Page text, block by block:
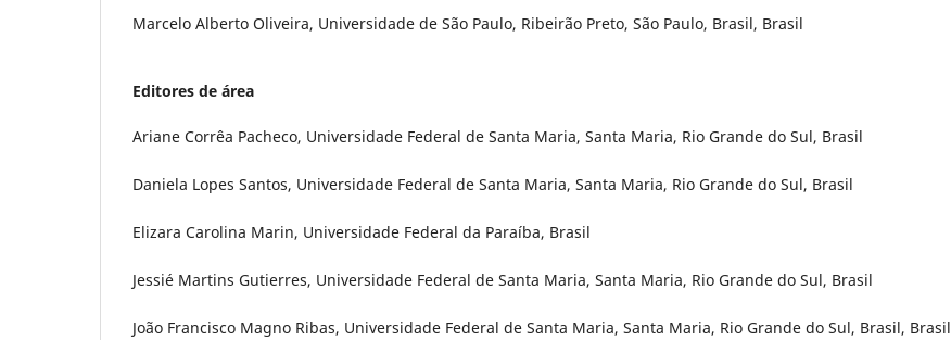
Marcelo Alberto Oliveira, Universidade de São Paulo, Ribeirão Preto, São Paulo, Brasil, Brasil
Editores de área
Ariane Corrêa Pacheco, Universidade Federal de Santa Maria, Santa Maria, Rio Grande do Sul, Brasil
Daniela Lopes Santos, Universidade Federal de Santa Maria, Santa Maria, Rio Grande do Sul, Brasil
Elizara Carolina Marin, Universidade Federal da Paraíba, Brasil
Jessié Martins Gutierres, Universidade Federal de Santa Maria, Santa Maria, Rio Grande do Sul, Brasil
João Francisco Magno Ribas, Universidade Federal de Santa Maria, Santa Maria, Rio Grande do Sul, Brasil, Brasil